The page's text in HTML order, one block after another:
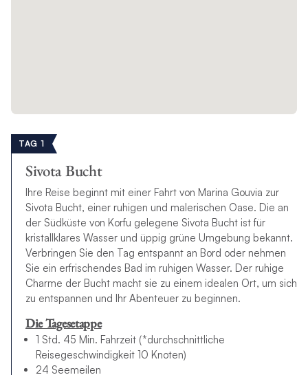
TAG 1
Sivota Bucht
Ihre Reise beginnt mit einer Fahrt von Marina Gouvia zur
Sivota Bucht, einer ruhigen und malerischen Oase. Die an
der Südküste von Korfu gelegene Sivota Bucht ist für
kristallklares Wasser und üppig grüne Umgebung bekannt.
Verbringen Sie den Tag entspannt an Bord oder nehmen
Sie ein erfrischendes Bad im ruhigen Wasser. Der ruhige
Charme der Bucht macht sie zu einem idealen Ort, um sich
zu entspannen und Ihr Abenteuer zu beginnen.
Die Tagesetappe
1 Std. 45 Min. Fahrzeit (*durchschnittliche
Reisegeschwindigkeit 10 Knoten)
24 Seemeilen